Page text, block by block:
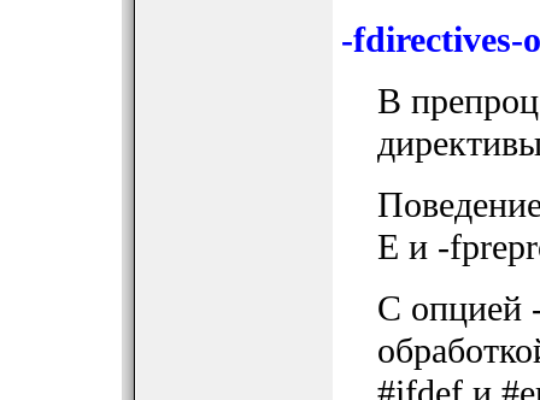
-fdirectives-
В
E и -
С опцией